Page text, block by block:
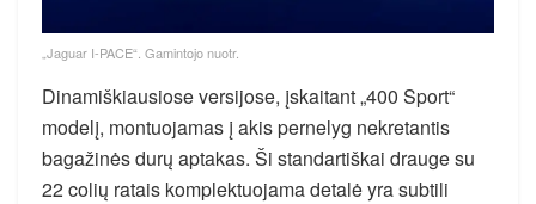
„Jaguar I-PACE“. Gamintojo nuotr.
Dinamiškiausiose versijose, įskaitant „400 Sport“
modelį, montuojamas į akis pernelyg nekretantis
bagažinės durų aptakas. Ši standartiškai drauge su
22 colių ratais komplektuojama detalė yra subtili